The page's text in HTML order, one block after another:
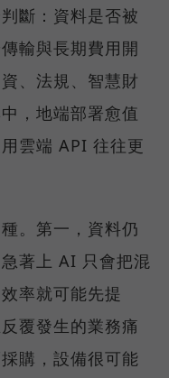
斷：資料是否被
輸與長期費用開
、法規、智慧財
，地端部署愈值
雲端 API 往往更
。第一，資料仍
著上 AI 只會把混
率就可能先提
覆發生的業務痛
購，設備很可能